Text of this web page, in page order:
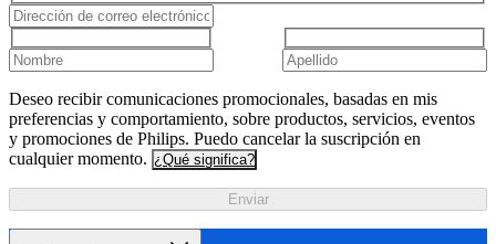
Deseo recibir comunicaciones promocionales, basadas en mis
preferencias y comportamiento, sobre productos, servicios, eventos
y promociones de Philips. Puedo cancelar la suscripción en
cualquier momento. ¿Qué significa?
Enviar